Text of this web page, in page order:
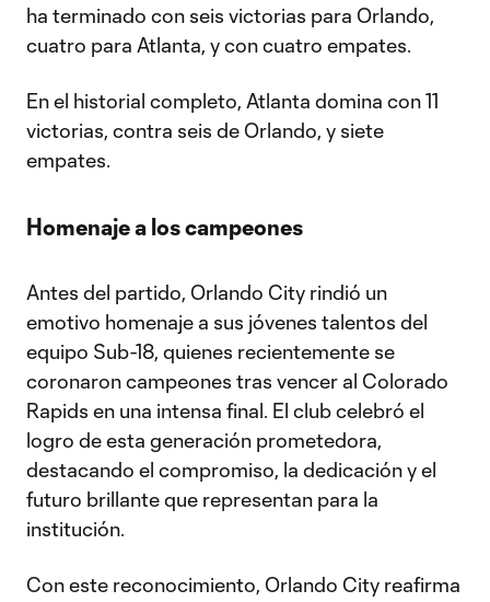
ha terminado con seis victorias para Orlando,
cuatro para Atlanta, y con cuatro empates.
En el historial completo, Atlanta domina con 11
victorias, contra seis de Orlando, y siete
empates.
Homenaje a los campeones
Antes del partido, Orlando City rindió un
emotivo homenaje a sus jóvenes talentos del
equipo Sub-18, quienes recientemente se
coronaron campeones tras vencer al Colorado
Rapids en una intensa final. El club celebró el
logro de esta generación prometedora,
destacando el compromiso, la dedicación y el
futuro brillante que representan para la
institución.
Con este reconocimiento, Orlando City reafirma